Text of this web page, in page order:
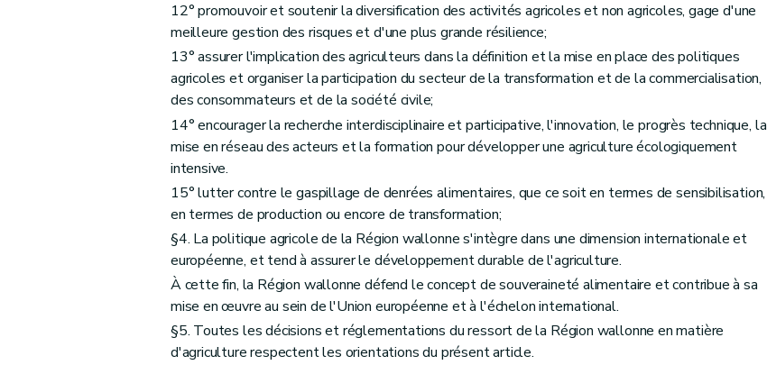
Art. D57
Art. D58
Section 5
Les traitements de données à caractère personnel de l'Agence wallonne pour la Promotion d'une Agriculture de qualité
Art. D59
Art. D60
Section 6 Les documents et les demandes introduites par voie électronique
Art. D61
Art. D62
Art. D63
Dispositions relatives à la participation des acteurs, au suivi et à la coordination des politiques agricoles
Chapitre Ier
Conseil supérieur wallon de l'Agriculture, de l'Agro-Alimentaire et de l'Alimentation
Art. D64
Art. D65
Art. D66
12° promouvoir et soutenir la diversification des activités agricoles et non agricoles, gage d'une
meilleure gestion des risques et d'une plus grande résilience;
13° assurer l'implication des agriculteurs dans la définition et la mise en place des politiques
agricoles et organiser la participation du secteur de la transformation et de la commercialisation,
des consommateurs et de la société civile;
14° encourager la recherche interdisciplinaire et participative, l'innovation, le progrès technique, la
mise en réseau des acteurs et la formation pour développer une agriculture écologiquement
intensive.
15° lutter contre le gaspillage de denrées alimentaires, que ce soit en termes de sensibilisation,
en termes de production ou encore de transformation;
§4. La politique agricole de la Région wallonne s'intègre dans une dimension internationale et
européenne, et tend à assurer le développement durable de l'agriculture.
À cette fin, la Région wallonne défend le concept de souveraineté alimentaire et contribue à sa
mise en œuvre au sein de l'Union européenne et à l'échelon international.
§5. Toutes les décisions et réglementations du ressort de la Région wallonne en matière
d'agriculture respectent les orientations du présent article.